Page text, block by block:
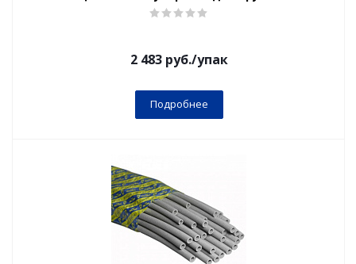
2 483руб./упак
Подробнее